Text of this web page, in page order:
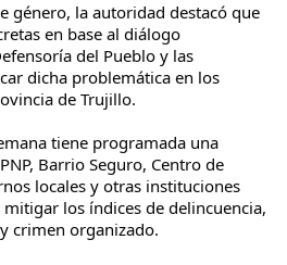
género, la autoridad destacó que
en base al diálogo
del Pueblo y las
dicha problemática en los
de Trujillo.
tiene programada una
Barrio Seguro, Centro de
locales y otras instituciones
los índices de delincuencia,
crimen organizado.